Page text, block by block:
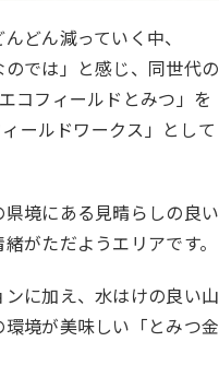
どん減っていく中、
では」と感じ、同世代の
コフィールドとみつ」を
ールドワークス」として
境にある見晴らしの良い
がただようエリアです。
に加え、水はけの良い山
境が美味しい「とみつ金